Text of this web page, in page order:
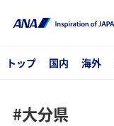
トップ 国内 海外
#大分県